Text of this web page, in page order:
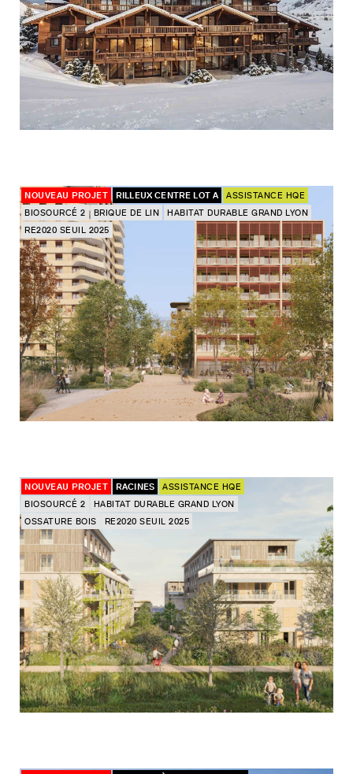
NOUVEAU PROJET RILLEUX CENTRE LOT A
ASSISTANCE HQE
BIOSOURCÉ 2
BRIQUE DE LIN
HABITAT DURABLE GRAND LYON
RE2020 SEUIL 2025
NOUVEAU PROJET RACINES
ASSISTANCE HQE
BIOSOURCÉ 2
HABITAT DURABLE GRAND LYON
OSSATURE BOIS
RE2020 SEUIL 2025